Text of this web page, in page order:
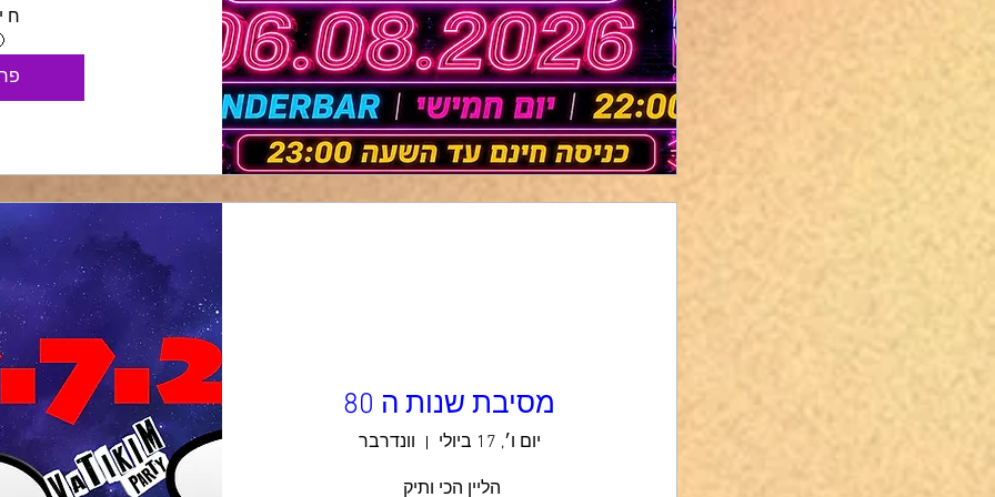
מסיבת שנות ה 80
יום ו׳, 17 ביולי וונדרבר